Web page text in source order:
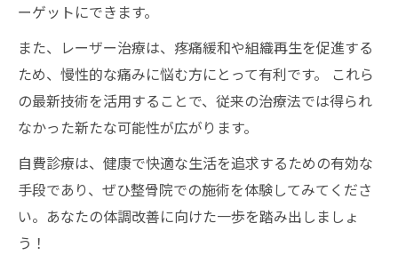
ーゲットにできます。
また、レーザー治療は、疼痛緩和や組織再生を促進する
ため、慢性的な痛みに悩む方にとって有利です。 これら
の最新技術を活用することで、従来の治療法では得られ
なかった新たな可能性が広がります。
自費診療は、健康で快適な生活を追求するための有効な
手段であり、ぜひ整骨院での施術を体験してみてくださ
い。あなたの体調改善に向けた一歩を踏み出しましょ
う！